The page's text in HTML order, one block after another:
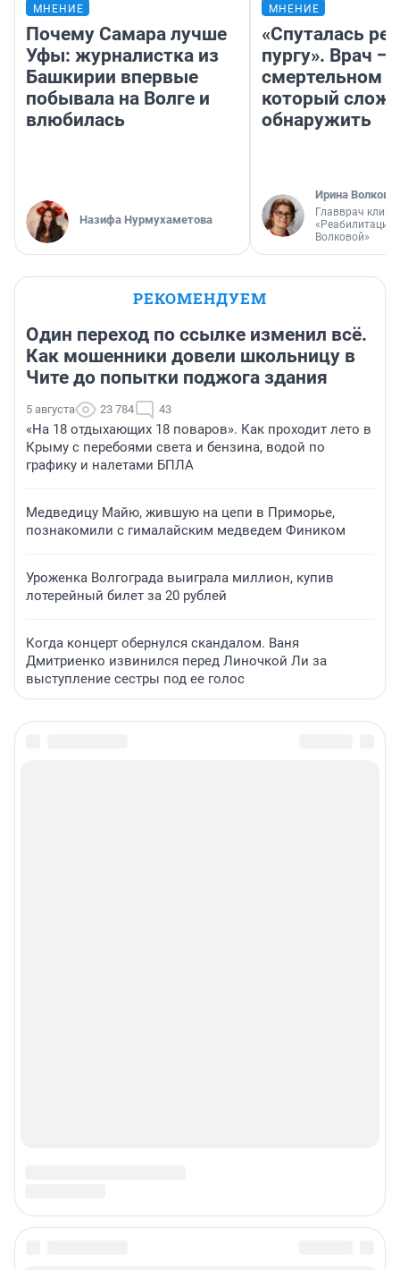
МНЕНИЕ
Почему Самара лучше
Уфы: журналистка из
Башкирии впервые
побывала на Волге и
влюбилась
Назифа Нурмухаметова
МНЕНИЕ
«Спуталась
пургу». Врач —
смертельном
который
обнаружить
Ирина Волкова
Главврач
«Реабилитация
Волковой»
РЕКОМЕНДУЕМ
Один переход по ссылке изменил всё.
Как мошенники довели школьницу в
Чите до попытки поджога здания
5 августа 23 784 43
«На 18 отдыхающих 18 поваров». Как проходит лето в
Крыму с перебоями света и бензина, водой по
графику и налетами БПЛА
Медведицу Майю, жившую на цепи в Приморье,
познакомили с гималайским медведем Фиником
Уроженка Волгограда выиграла миллион, купив
лотерейный билет за 20 рублей
Когда концерт обернулся скандалом. Ваня
Дмитриенко извинился перед Линочкой Ли за
выступление сестры под ее голос